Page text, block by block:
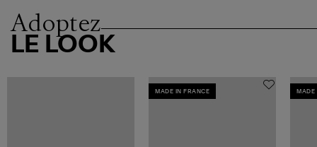
Adoptez
LE LOOK
MADE IN FRANCE MADE